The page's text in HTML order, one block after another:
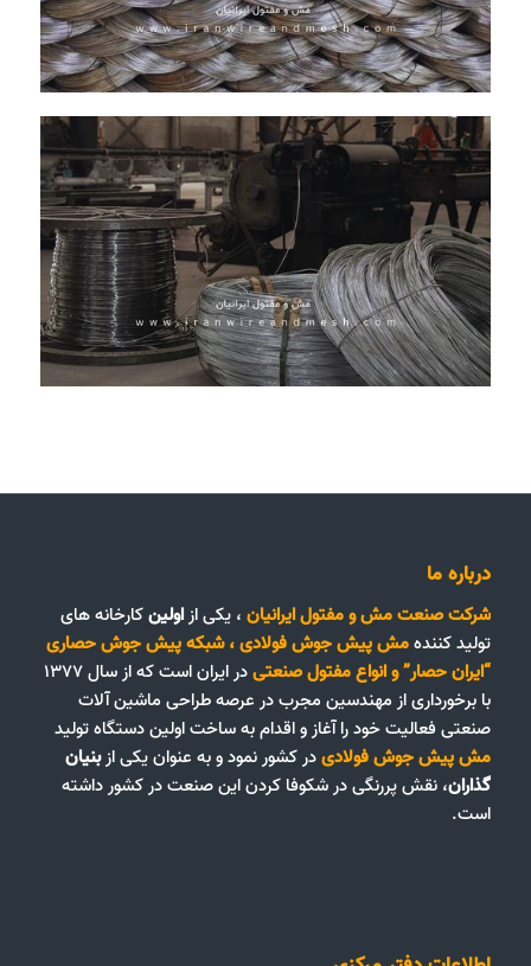
درباره ما
شرکت صنعت مش و مفتول ایرانیان، یکی ازاولینکارخانه های
تولید کنندهمش پیش جوش فولادی،شبکه پیش جوش حصاری
“ایران حصار”وانواع مفتول صنعتی
در ایران است که از سال ۱۳۷۷
با برخورداری از مهندسین مجرب در عرصه طراحی ماشین آلات
صنعتی فعالیت خود را آغاز و اقدام به ساخت اولین دستگاه تولید
مش پیش جوش فولادیدر کشور نمود و به عنوان یکی ازبنیان
گذاران، نقش پررنگی در شکوفا کردن این صنعت در کشور داشته
است.